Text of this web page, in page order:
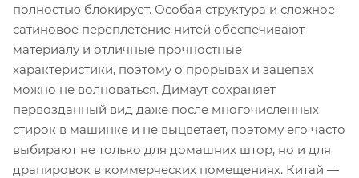
полностью блокирует. Особая структура и сложное
сатиновое переплетение нитей обеспечивают
материалу и отличные прочностные
характеристики, поэтому о прорывах и зацепах
можно не волноваться. Димаут сохраняет
первозданный вид даже после многочисленных
стирок в машинке и не выцветает, поэтому его часто
выбирают не только для домашних штор, но и для
драпировок в коммерческих помещениях. Китай —